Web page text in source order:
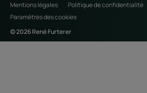
Mentions légales
Politique de confidentialité
Paramètres des cookies
© 2026 René Furterer